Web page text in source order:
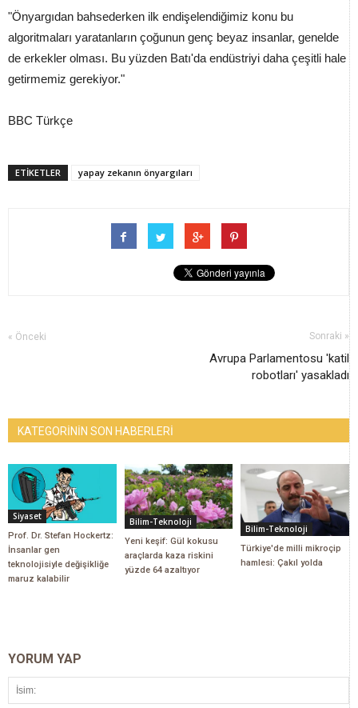
"Önyargıdan bahsederken ilk endişelendiğimiz konu bu
algoritmaları yaratanların çoğunun genç beyaz insanlar, genelde
de erkekler olması. Bu yüzden Batı'da endüstriyi daha çeşitli hale
getirmemiz gerekiyor."
BBC Türkçe
ETİKETLER yapay zekanın önyargıları
« Önceki Sonraki »
Avrupa Parlamentosu 'katil
robotları' yasakladı
KATEGORİNİN SON HABERLERİ
Siyaset
Prof. Dr. Stefan Hockertz:
İnsanlar gen
teknolojisiyle değişikliğe
maruz kalabilir
Bilim-Teknoloji
Yeni keşif: Gül kokusu
araçlarda kaza riskini
yüzde 64 azaltıyor
Bilim-Teknoloji
Türkiye'de milli mikroçip
hamlesi: Çakıl yolda
YORUM YAP